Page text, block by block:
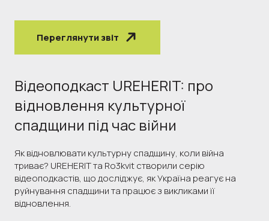
Переглянути звіт
Відеоподкаст UREHERIT: про
відновлення культурної
спадщини під час війни
Як відновлювати культурну спадщину, коли війна
триває? UREHERIT та Ro3kvit створили серію
відеоподкастів, що досліджує, як Україна реагує на
руйнування спадщини та працює з викликами її
відновлення.